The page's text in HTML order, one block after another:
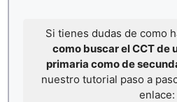
Si tienes dudas de como
como buscar el CCT de
primaria como de
nuestro tutorial paso a
enlace: